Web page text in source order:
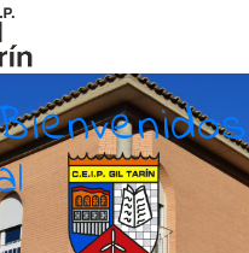
ienvenidos
l